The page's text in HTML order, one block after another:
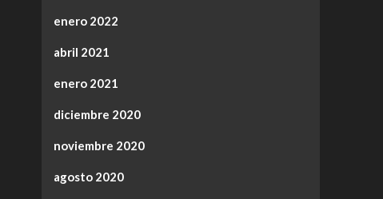
enero 2022
abril 2021
enero 2021
diciembre 2020
noviembre 2020
agosto 2020